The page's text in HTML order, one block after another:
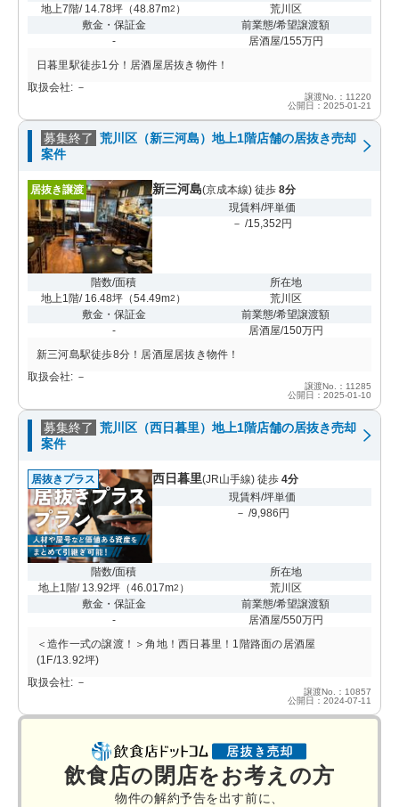
地上7階/ 14.78坪 （48.87m2 ）
荒川区
敷金・保証金
-
前業態/希望譲渡額
居酒屋/155万円
日暮里駅徒歩1分！居酒屋居抜き物件！
取扱会社: －
譲渡No.：11220
公開日：2025-01-21
募集終了 荒川区（新三河島）地上1階店舗の居抜き売却
案件
居抜き譲渡 新三河島(京成本線) 徒歩 8分
現賃料/坪単価
－ /15,352円
階数/面積
地上1階/ 16.48坪 （54.49m2 ）
所在地
荒川区
敷金・保証金
-
前業態/希望譲渡額
居酒屋/150万円
新三河島駅徒歩8分！居酒屋居抜き物件！
取扱会社: －
譲渡No.：11285
公開日：2025-01-10
募集終了 荒川区（西日暮里）地上1階店舗の居抜き売却
案件
居抜きプラス 西日暮里(JR山手線) 徒歩 4分
現賃料/坪単価
－ /9,986円
階数/面積
地上1階/ 13.92坪（46.017m2 ）
所在地
荒川区
敷金・保証金
-
前業態/希望譲渡額
居酒屋/550万円
＜造作一式の譲渡！＞角地！西日暮里！1階路面の居酒屋
(1F/13.92坪)
取扱会社: －
譲渡No.：10857
公開日：2024-07-11
飲食店の閉店をお考えの方
物件の解約予告を出す前に、